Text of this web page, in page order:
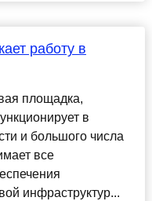
работу в
площадка,
в
и большого числа
все
инфраструктур...